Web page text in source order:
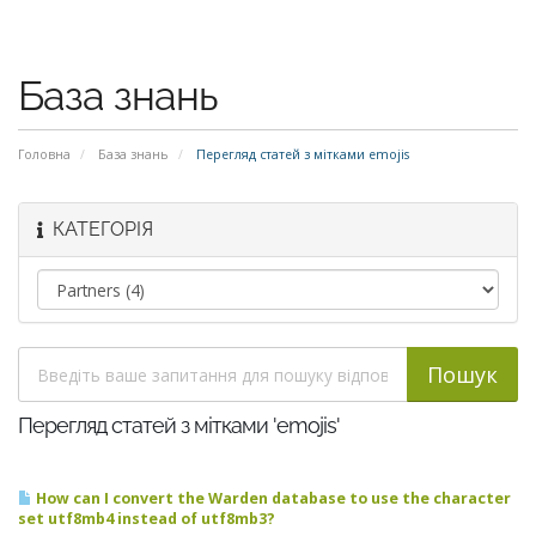
База знань
Головна База знань Перегляд статей з мітками emojis
КАТЕГОРІЯ
Перегляд статей з мітками 'emojis'
How can I convert the Warden database to use the character
set utf8mb4 instead of utf8mb3?